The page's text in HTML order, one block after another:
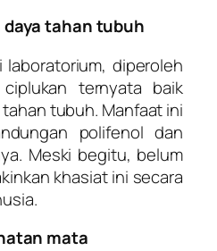
tahan tubuh
laboratorium, diperoleh
ternyata baik
tubuh. Manfaat ini
polifenol dan
Meski begitu, belum
khasiat ini secara
mata